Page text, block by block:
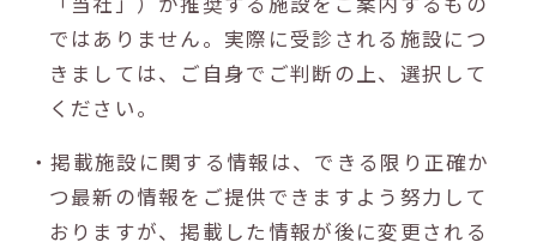
ではありません。実際に受診される施設につ
きましては、ご自身でご判断の上、選択して
ください。
・掲載施設に関する情報は、できる限り正確か
つ最新の情報をご提供できますよう努力して
おりますが、掲載した情報が後に変更される